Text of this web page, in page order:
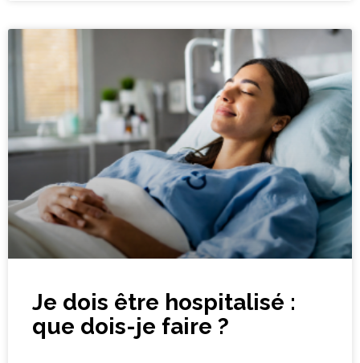
Je dois être hospitalisé :
que dois-je faire ?